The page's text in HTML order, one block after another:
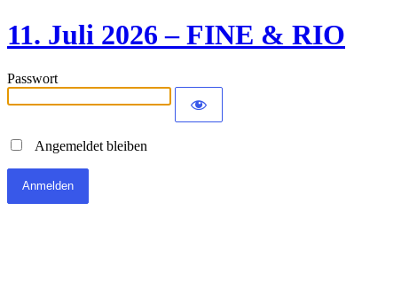
11. Juli 2026 – FINE & RIO
Passwort
Angemeldet bleiben